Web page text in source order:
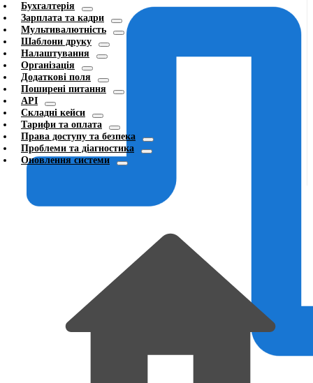
Бухгалтерія
Зарплата та кадри
Мультивалютність
Шаблони друку
Налаштування
Організація
Додаткові поля
Поширені питання
API
Складні кейси
Тарифи та оплата
Права доступу та безпека
Проблеми та діагностика
Оновлення системи